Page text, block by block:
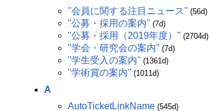
''会員に関する注目ニュース'' (56d)
''公募・採用の案内'' (7d)
''公募・採用（2019年度）'' (2704d)
''学会・研究会の案内'' (7d)
''学生受入の案内'' (1361d)
''学術賞の案内'' (1011d)
A
AutoTicketLinkName (545d)